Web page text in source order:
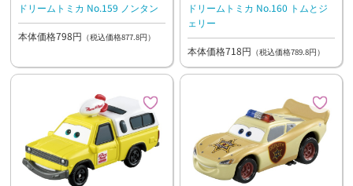
ドリームトミカ No.159 ノンタン
本体価格798円 （税込価格877.8円）
ドリームトミカ No.160 トムとジ
ェリー
本体価格718円 （税込価格789.8円）